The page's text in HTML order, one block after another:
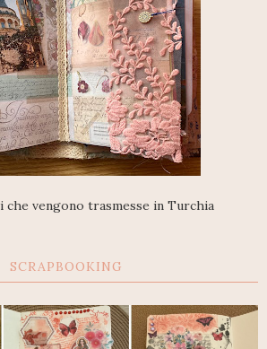
che vengono trasmesse in Turchia
SCRAPBOOKING